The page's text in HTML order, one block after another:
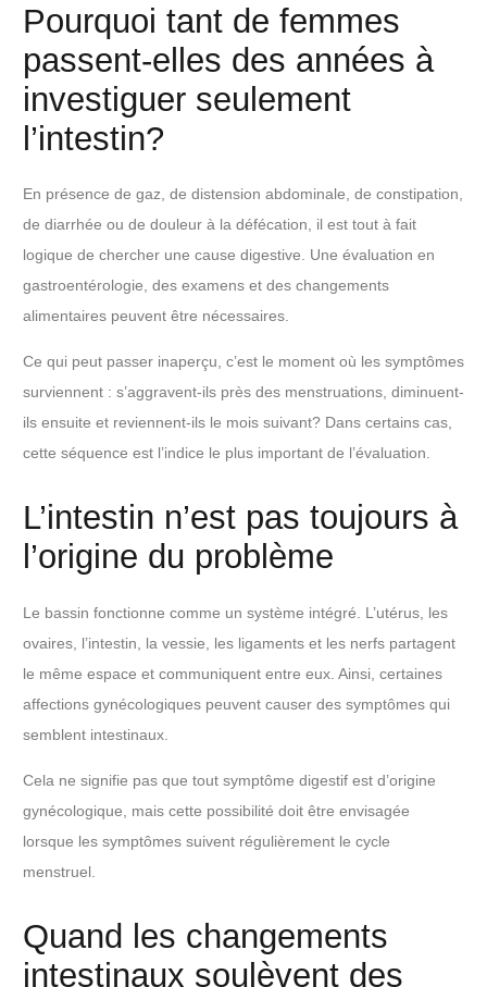
Pourquoi tant de femmes
passent-elles des années à
investiguer seulement
l’intestin?
En présence de gaz, de distension abdominale, de constipation,
de diarrhée ou de douleur à la défécation, il est tout à fait
logique de chercher une cause digestive. Une évaluation en
gastroentérologie, des examens et des changements
alimentaires peuvent être nécessaires.
Ce qui peut passer inaperçu, c’est le moment où les symptômes
surviennent : s’aggravent-ils près des menstruations, diminuent-
ils ensuite et reviennent-ils le mois suivant? Dans certains cas,
cette séquence est l’indice le plus important de l’évaluation.
L’intestin n’est pas toujours à
l’origine du problème
Le bassin fonctionne comme un système intégré. L’utérus, les
ovaires, l’intestin, la vessie, les ligaments et les nerfs partagent
le même espace et communiquent entre eux. Ainsi, certaines
affections gynécologiques peuvent causer des symptômes qui
semblent intestinaux.
Cela ne signifie pas que tout symptôme digestif est d’origine
gynécologique, mais cette possibilité doit être envisagée
lorsque les symptômes suivent régulièrement le cycle
menstruel.
Quand les changements
intestinaux soulèvent des